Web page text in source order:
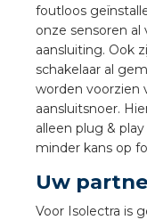
foutloos
onze sensoren
aansluiting. Ook
schakelaar al
worden voorzien
aansluitsnoer.
alleen plug &
minder kans op
Uw
Voor Isolectra is
stekerbare
GST®
RST®